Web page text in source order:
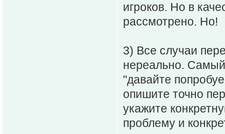
игроков. Но в
рассмотрено. Но!
3) Все случаи
нереально. Самый
"давайте
опишите точно
укажите
проблему и